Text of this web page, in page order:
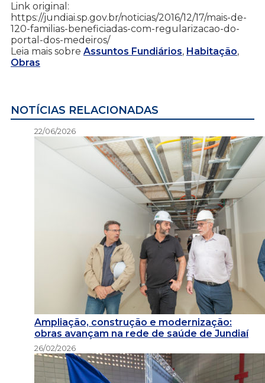
Link original:
https://jundiai.sp.gov.br/noticias/2016/12/17/mais-de-
120-familias-beneficiadas-com-regularizacao-do-
portal-dos-medeiros/
Leia mais sobre Assuntos Fundiários, Habitação,
Obras
NOTÍCIAS RELACIONADAS
22/06/2026
Ampliação, construção e modernização:
obras avançam na rede de saúde de Jundiaí
26/02/2026